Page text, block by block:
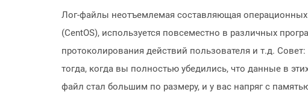
Лог-файлы неотъемлемая составляющая
(CentOS), используется повсеместно в различных
протоколирования действий пользователя и т.д.
тогда, когда вы полностью убедились, что данные в
файл стал большим по размеру, и у вас напряг с